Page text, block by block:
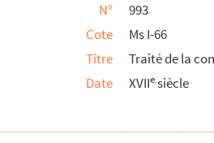
N°
993
Cote
Ms I-66
Titre
Traité de la
Date
XVIIesiècle